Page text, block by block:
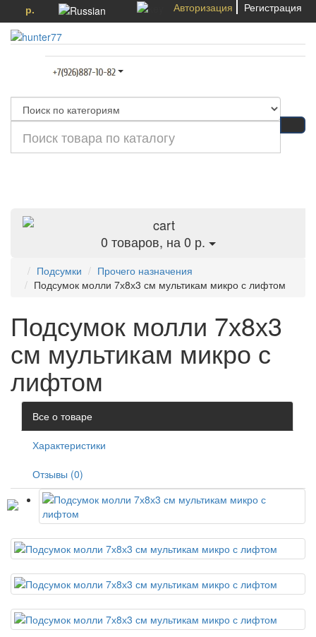
р. Авторизация Регистрация
0 товаров, на 0 р.
Подсумки
Прочего назначения
Подсумок молли 7х8х3 см мультикам микро с лифтом
Подсумок молли 7х8х3
см мультикам микро с
лифтом
Все о товаре
Характеристики
Отзывы (0)